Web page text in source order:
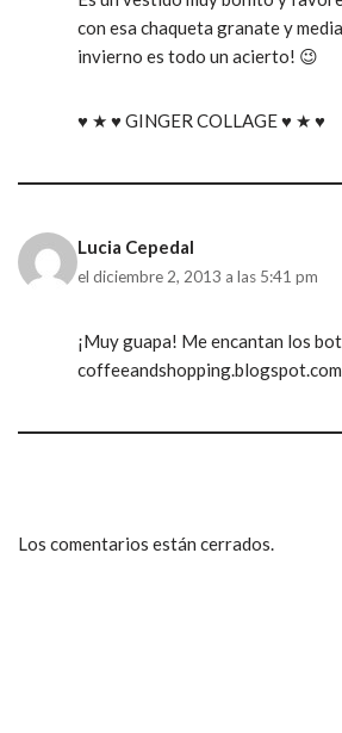
con esa chaqueta granate y
invierno es todo un acierto! 😉
♥ ★ ♥ GINGER COLLAGE ♥ ★ ♥
Lucia Cepedal
el diciembre 2, 2013 a las 5:41 pm
¡Muy guapa! Me encantan los
Los comentarios están cerrados.